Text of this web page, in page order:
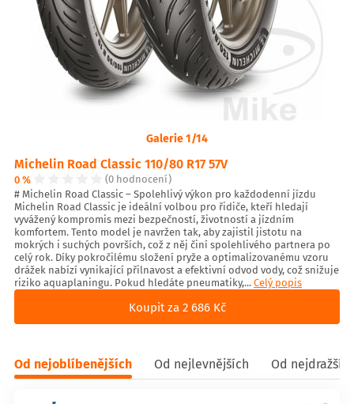
Galerie 1/14
Michelin Road Classic 110/80 R17 57V
0 %
(0 hodnocení)
# Michelin Road Classic – Spolehlivý výkon pro každodenní jízdu
Michelin Road Classic je ideální volbou pro řidiče, kteří hledají
vyvážený kompromis mezi bezpečností, životností a jízdním
komfortem. Tento model je navržen tak, aby zajistil jistotu na
mokrých i suchých površích, což z něj činí spolehlivého partnera po
celý rok. Díky pokročilému složení pryže a optimalizovanému vzoru
drážek nabízí vynikající přilnavost a efektivní odvod vody, což snižuje
riziko aquaplaningu. Pokud hledáte pneumatiky,...Celý popis
Koupit za 2 686 Kč
Od nejoblíbenějších Od nejlevnějších Od